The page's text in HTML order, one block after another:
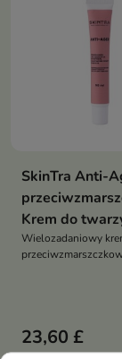
SkinTra Anti-
Krem do
Wielozadaniowy
oraz intensywnie
23,60 £